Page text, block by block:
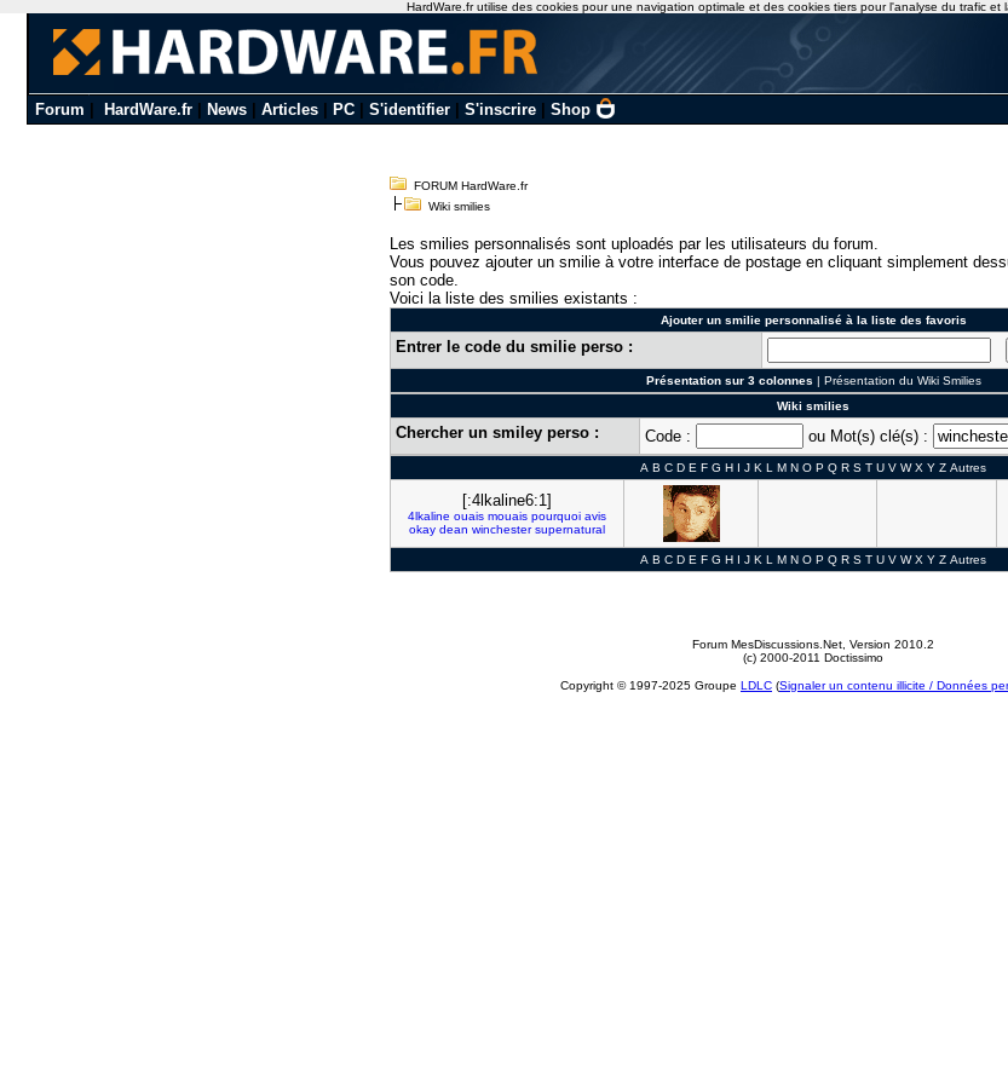
Forum HardWare.fr| News| Articles| PC| S'identifier| S'inscrire| Shop
FORUM HardWare.fr
Wiki smilies
Les smilies personnalisés sont uploadés par les utilisateurs du forum.
Vous pouvez ajouter un smilie à votre interface de postage en cliquant simplement
son code.
Voici la liste des smilies existants :
Ajouter un smilie personnalisé à la liste des favoris
Entrer le code du smilie perso :
Présentation sur 3 colonnes | Présentation du Wiki Smilies
Wiki smilies
Chercher un smiley perso : Code : ou Mot(s) clé(s) :
A B C D E F G H I J K L M N O P Q R S T U V W X Y Z Autres
[:4lkaline6:1]
4lkaline ouais mouais pourquoi avis
okay dean winchester supernatural
A B C D E F G H I J K L M N O P Q R S T U V W X Y Z Autres
Forum MesDiscussions.Net , Version 2010.2
(c) 2000-2011 Doctissimo
Copyright © 1997-2025 Groupe LDLC (Signaler un contenu illicite / Données
HardWare.fr utilise des cookies pour une navigation optimale et des cookies tiers pour l'analyse du trafic et